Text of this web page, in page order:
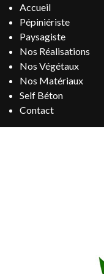
Accueil
Pépiniériste
Paysagiste
Nos Réalisations
Nos Végétaux
Nos Matériaux
Self Béton
Contact